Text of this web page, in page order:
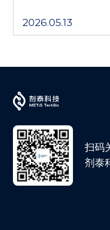
2026.05.13
扫码
剂泰